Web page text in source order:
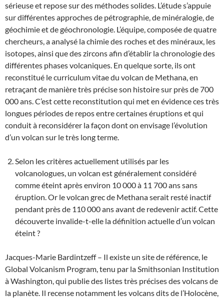
sérieuse et repose sur des méthodes solides. L’étude s’appuie
sur différentes approches de pétrographie, de minéralogie, de
géochimie et de géochronologie. L’équipe, composée de quatre
chercheurs, a analysé la chimie des roches et des minéraux, les
isotopes, ainsi que des zircons afin d’établir la chronologie des
différentes phases volcaniques. En quelque sorte, ils ont
reconstitué le curriculum vitae du volcan de Methana, en
retraçant de manière très précise son histoire sur près de 700
000 ans. C’est cette reconstitution qui met en évidence ces très
longues périodes de repos entre certaines éruptions et qui
conduit à reconsidérer la façon dont on envisage l’évolution
d’un volcan sur le très long terme.
Selon les critères actuellement utilisés par les
volcanologues, un volcan est généralement considéré
comme éteint après environ 10 000 à 11 700 ans sans
éruption. Or le volcan grec de Methana serait resté inactif
pendant près de 110 000 ans avant de redevenir actif. Cette
découverte invalide-t-elle la définition actuelle d’un volcan
éteint ?
Jacques-Marie Bardintzeff – Il existe un site de référence, le
Global Volcanism Program, tenu par la Smithsonian Institution
à Washington, qui publie des listes très précises des volcans de
la planète. Il recense notamment les volcans dits de l’Holocène,